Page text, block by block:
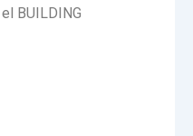
BUILDING